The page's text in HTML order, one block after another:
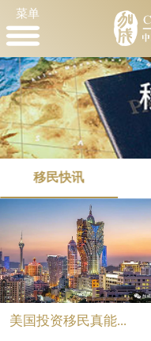
菜单
移民快讯
美国投资移民真能...